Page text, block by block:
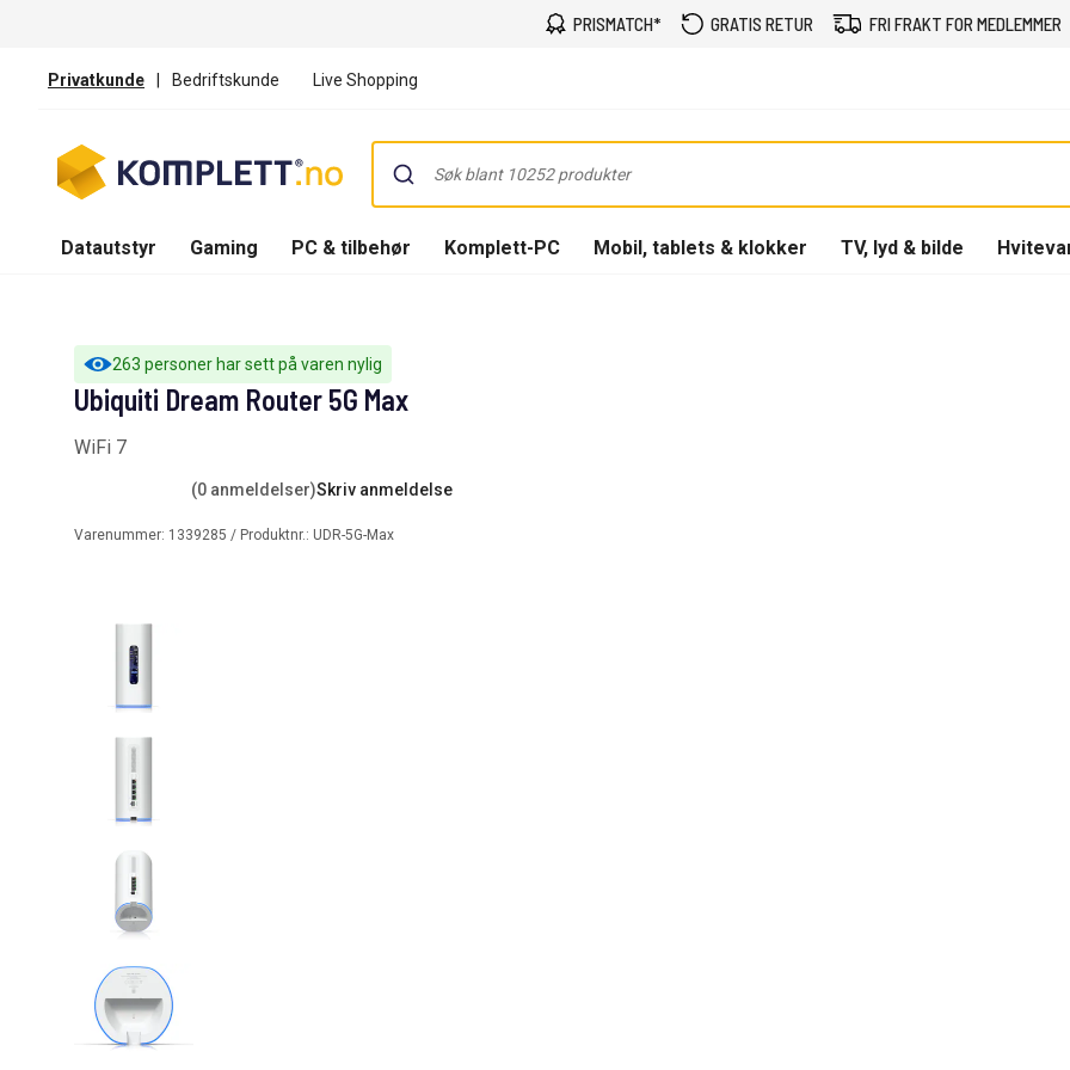
PRISMATCH* GRATIS RETUR FRI FRAKT FOR MEDLEMMER
Privatkunde | Bedriftskunde Live Shopping
Datautstyr Gaming PC & tilbehør Komplett-PC Mobil, tablets & klokker TV, lyd & bilde
263 personer har sett på varen nylig
Ubiquiti Dream Router 5G Max
WiFi 7
(0 anmeldelser)Skriv anmeldelse
Varenummer: 1339285 / Produktnr.: UDR-5G-Max